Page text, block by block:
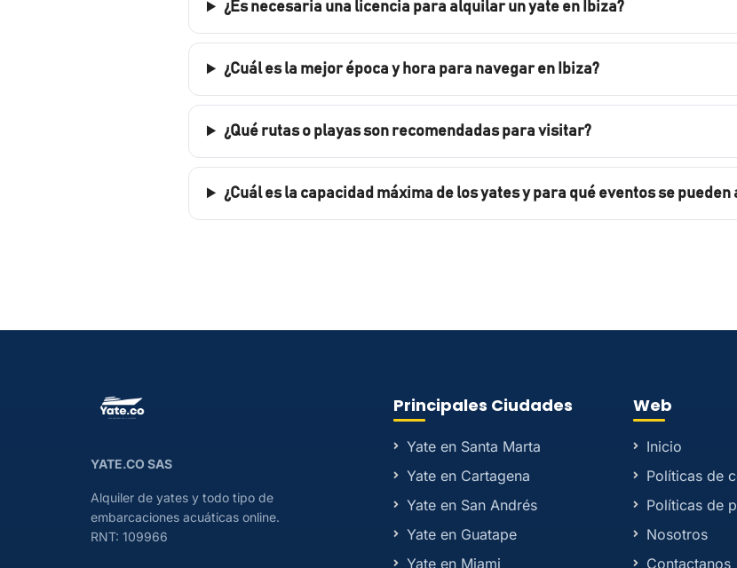
¿Es necesaria una licencia para alquilar un yate en Ibiza?
¿Cuál es la mejor época y hora para navegar en Ibiza?
¿Qué rutas o playas son recomendadas para visitar?
¿Cuál es la capacidad máxima de los yates y para qué eventos se
YATE.CO SAS
Alquiler de yates y todo tipo de
embarcaciones acuáticas online.
RNT: 109966
Principales Ciudades
Yate en Santa Marta
Yate en Cartagena
Yate en San Andrés
Yate en Guatape
Yate en Miami
Web
Inicio
Políticas de
Políticas de
Nosotros
Contactanos